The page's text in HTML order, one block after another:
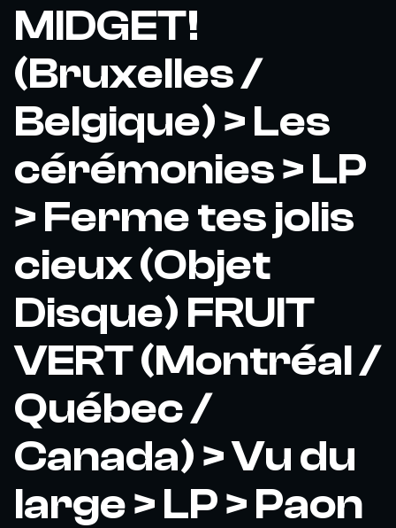
MIDGET!
(Bruxelles /
Belgique) > Les
cérémonies > LP
> Ferme tes jolis
cieux (Objet
Disque) FRUIT
VERT (Montréal /
Québec /
Canada) > Vu du
large > LP > Paon